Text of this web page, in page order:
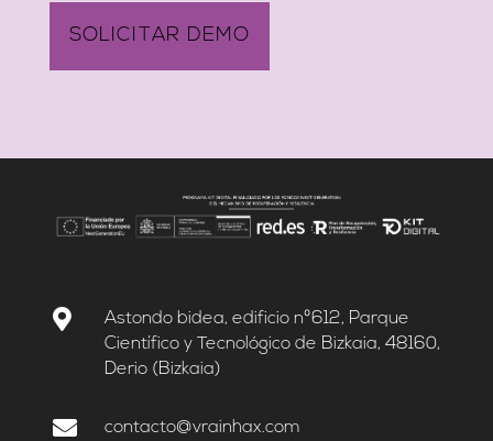
SOLICITAR DEMO

Astondo bidea, edificio nº612, Parque
Científico y Tecnológico de Bizkaia, 48160,
Derio (Bizkaia)

contacto@vrainhax.com